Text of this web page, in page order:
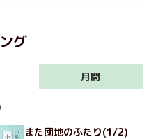
グ
月間
また団地のふたり(1/2)